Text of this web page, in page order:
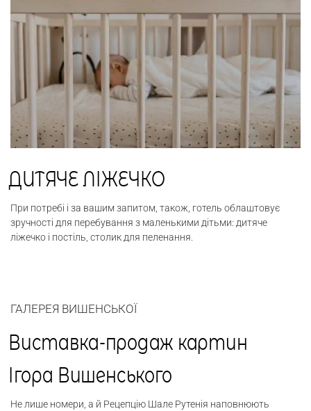
ДИТЯЧЕ ЛІЖЕЧКО
При потребі і за вашим запитом, також, готель облаштовує
зручності для перебування з маленькими дітьми: дитяче
ліжечко і постіль, столик для пеленання.
ГАЛЕРЕЯ ВИШЕНСЬКОЇ
Виставка-продаж картин
Ігора Вишенського
Не лише номери, а й Рецепцію Шале Рутенія наповнюють